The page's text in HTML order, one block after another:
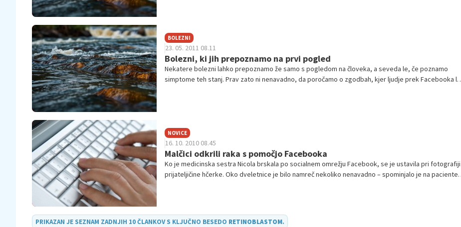
BOLEZNI
23. 05. 2011 08.11
Bolezni, ki jih prepoznamo na prvi pogled
Nekatere bolezni lahko prepoznamo že samo s pogledom na človeka, a seveda le, če poznamo
simptome teh stanj. Prav zato ni nenavadno, da poročamo o zgodbah, kjer ljudje prek Facebooka le
NOVICE
16. 10. 2010 08.45
Malčici odkrili raka s pomočjo Facebooka
Ko je medicinska sestra Nicola brskala po socialnem omrežju Facebook, se je ustavila pri fotografiji
prijateljičine hčerke. Oko dveletnice je bilo namreč nekoliko nenavadno – spominjalo je na paciente,
PRIKAZAN JE SEZNAM ZADNJIH 10 ČLANKOV S KLJUČNO BESEDO RETINOBLASTOM.